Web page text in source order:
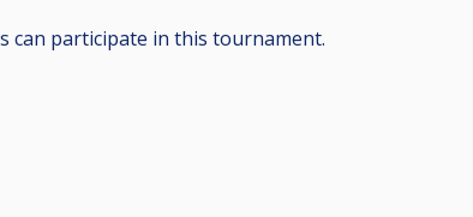
can participate in this tournament.